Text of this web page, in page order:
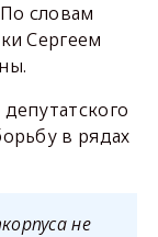
словам
Сергеем
в рядах
не